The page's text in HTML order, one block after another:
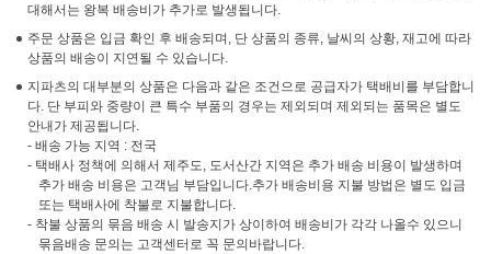
대해서는 왕복 배송비가 추가로 발생됩니다.
주문 상품은 입금 확인 후 배송되며, 단 상품의 종류, 날씨의 상황, 재고에 따라
상품의 배송이 지연될 수 있습니다.
지파츠의 대부분의 상품은 다음과 같은 조건으로 공급자가 택배비를 부담합니
다. 단 부피와 중량이 큰 특수 부품의 경우는 제외되며 제외되는 품목은 별도
안내가 제공됩니다.
- 배송 가능 지역 : 전국
- 택배사 정책에 의해서 제주도, 도서산간 지역은 추가 배송 비용이 발생하며
추가 배송 비용은 고객님 부담입니다.추가 배송비용 지불 방법은 별도 입금
또는 택배사에 착불로 지불합니다.
- 착불 상품의 묶음 배송 시 발송지가 상이하여 배송비가 각각 나올수 있으니
묶음배송 문의는 고객센터로 꼭 문의바랍니다.